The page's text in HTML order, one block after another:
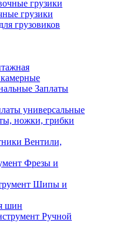
грузики
грузовиков
Заплаты
универсальные
ножки, грибки
Вентили,
Фрезы и
Шипы и
шин
Ручной